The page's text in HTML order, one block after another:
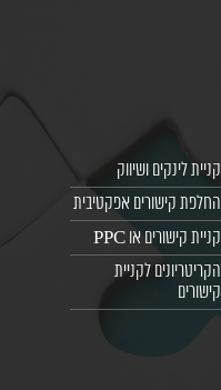
קניית לינקים ושיווק
החלפת קישורים אפקטיבית
קניית קישורים או PPC
הקריטריונים לקניית
קישורים